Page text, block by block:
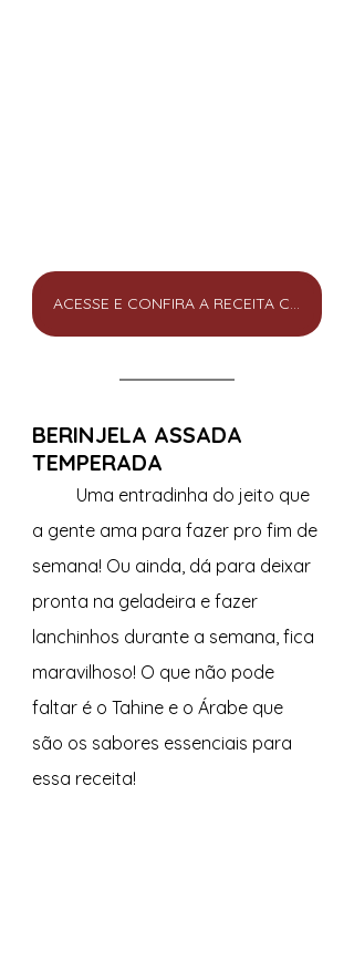
ACESSE E CONFIRA A RECEITA COMPLETA
BERINJELA ASSADA
TEMPERADA
a gente ama para fazer pro fim de
semana! Ou ainda, dá para deixar
pronta na geladeira e fazer
lanchinhos durante a semana, fica
maravilhoso! O que não pode
faltar é o Tahine e o Árabe que
são os sabores essenciais para
essa receita!